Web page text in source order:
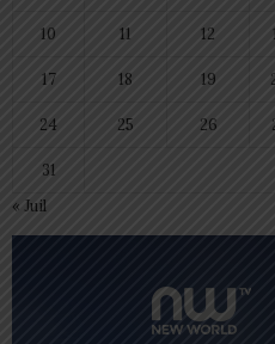
10 11 12
17 18 19
24 25 26
31
« Juil